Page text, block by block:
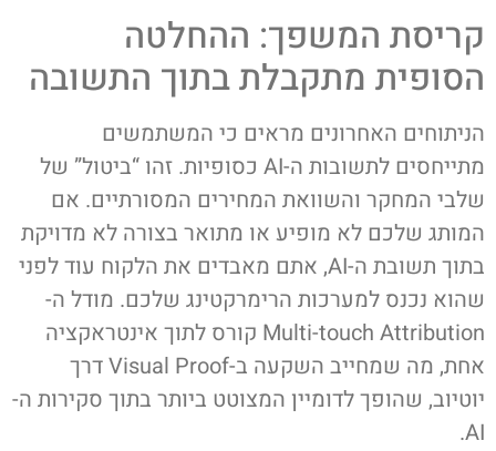
קריסת המשפך: ההחלטה
הסופית מתקבלת בתוך התשובה
הניתוחים האחרונים מראים כי המשתמשים
מתייחסים לתשובות ה-AI כסופיות. זהו “ביטול” של
שלבי המחקר והשוואת המחירים המסורתיים. אם
המותג שלכם לא מופיע או מתואר בצורה לא מדויקת
בתוך תשובת ה-AI, אתם מאבדים את הלקוח עוד לפני
שהוא נכנס למערכות הרימרקטינג שלכם. מודל ה-
Multi-touch Attribution קורס לתוך אינטראקציה
אחת, מה שמחייב השקעה ב-Visual Proof דרך
יוטיוב, שהופך לדומיין המצוטט ביותר בתוך סקירות ה-
AI.